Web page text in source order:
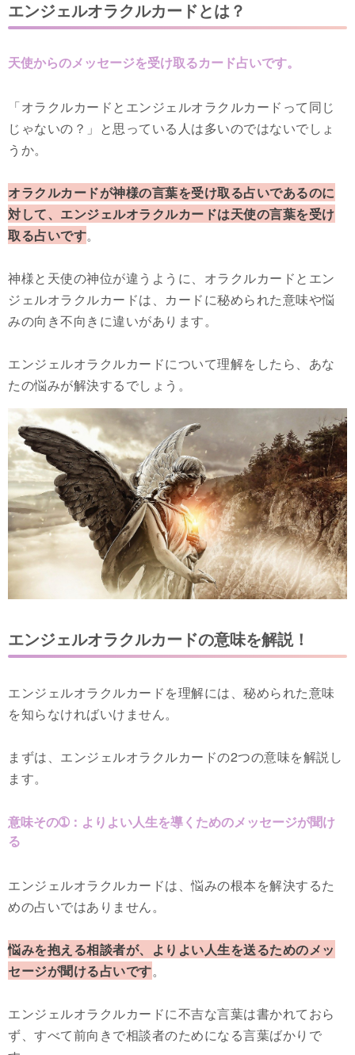
エンジェルオラクルカードとは？
天使からのメッセージを受け取るカード占いです。
「オラクルカードとエンジェルオラクルカードって同じ
じゃないの？」と思っている人は多いのではないでしょ
うか。
オラクルカードが神様の言葉を受け取る占いであるのに
対して、エンジェルオラクルカードは天使の言葉を受け
取る占いです。
神様と天使の神位が違うように、オラクルカードとエン
ジェルオラクルカードは、カードに秘められた意味や悩
みの向き不向きに違いがあります。
エンジェルオラクルカードについて理解をしたら、あな
たの悩みが解決するでしょう。
エンジェルオラクルカードの意味を解説！
エンジェルオラクルカードを理解には、秘められた意味
を知らなければいけません。
まずは、エンジェルオラクルカードの2つの意味を解説し
ます。
意味その➀：よりよい人生を導くためのメッセージが聞け
る
エンジェルオラクルカードは、悩みの根本を解決するた
めの占いではありません。
悩みを抱える相談者が、よりよい人生を送るためのメッ
セージが聞ける占いです。
エンジェルオラクルカードに不吉な言葉は書かれておら
ず、すべて前向きで相談者のためになる言葉ばかりで